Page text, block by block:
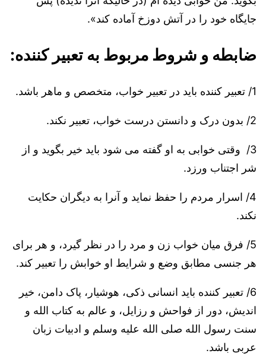
جایگاه خود را در آتش دوزخ آماده کند».
ضابطه و شروط مربوط به تعبیر کننده:
1/ تعبیر کننده باید در تعبیر خواب، متخصص و ماهر باشد.
2/ بدون درک و دانستن درست خواب، تعبیر نکند.
3/ وقتی خوابی به او گفته می شود باید خیر بگوید و از
شر اجتناب ورزد.
4/ اسرار مردم را حفظ نماید و آنرا به دیگران حکایت
نکند.
5/ فرق میان خواب زن و مرد را در نظر گیرد، و هر برای
هر جنسی مطابق وضع و شرایط او خوابش را تعبیر کند.
6/ تعبیر کننده باید انسانی ذکی، هوشیار، پاک دامن، خیر
اندیش، دور از فواحش و رزایل، و عالم به کتاب الله و
سنت رسول الله صلی الله علیه وسلم و ادبیات زبان
عربی باشد.